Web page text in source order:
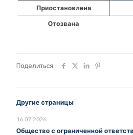
Приостановлена
Отозвана
Поделиться
Другие страницы
16.07.2026
Общество с ограниченной